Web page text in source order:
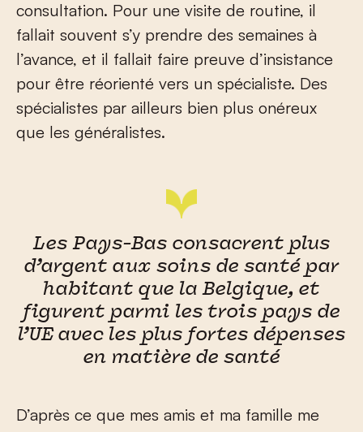
consultation. Pour une visite de routine, il
fallait souvent s’y prendre des semaines à
l’avance, et il fallait faire preuve d’insistance
pour être réorienté vers un spécialiste. Des
spécialistes par ailleurs bien plus onéreux
que les généralistes.
Les Pays-Bas consacrent plus
d’argent aux soins de santé par
habitant que la Belgique, et
figurent parmi les trois pays de
l’UE avec les plus fortes dépenses
en matière de santé
D’après ce que mes amis et ma famille me